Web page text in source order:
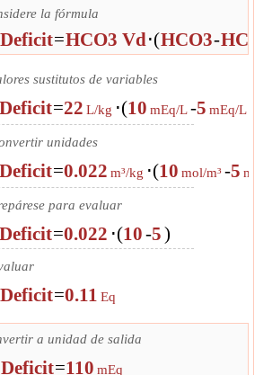
la fórmula
=HCO3 Vd⋅(HCO3-HCO3
sustitutos de variables
=22 L/kg ⋅(10 mEq/L-5 mEq/L
unidades
=0.022 m³/kg ⋅(10 mol/m³-5 mol/
para evaluar
=0.022 ⋅(10-5)
=0.11 Eq
a unidad de salida
=110 mEq